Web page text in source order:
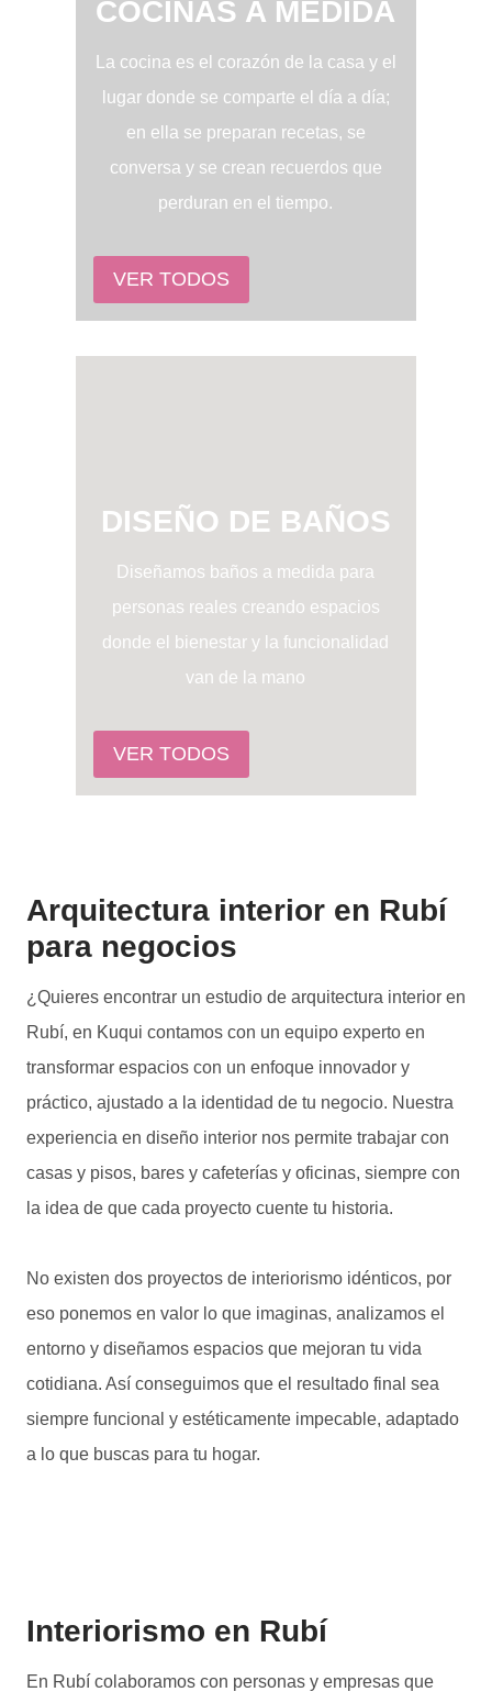
COCINAS A MEDIDA
La cocina es el corazón de la casa y el
lugar donde se comparte el día a día;
en ella se preparan recetas, se
conversa y se crean recuerdos que
perduran en el tiempo.
VER TODOS
DISEÑO DE BAÑOS
Diseñamos baños a medida para
personas reales creando espacios
donde el bienestar y la funcionalidad
van de la mano
VER TODOS
Arquitectura interior en Rubí
para negocios
¿Quieres encontrar un estudio de arquitectura interior en
Rubí, en Kuqui contamos con un equipo experto en
transformar espacios con un enfoque innovador y
práctico, ajustado a la identidad de tu negocio. Nuestra
experiencia en diseño interior nos permite trabajar con
casas y pisos, bares y cafeterías y oficinas, siempre con
la idea de que cada proyecto cuente tu historia.
No existen dos proyectos de interiorismo idénticos, por
eso ponemos en valor lo que imaginas, analizamos el
entorno y diseñamos espacios que mejoran tu vida
cotidiana. Así conseguimos que el resultado final sea
siempre funcional y estéticamente impecable, adaptado
a lo que buscas para tu hogar.
Interiorismo en Rubí
En Rubí colaboramos con personas y empresas que